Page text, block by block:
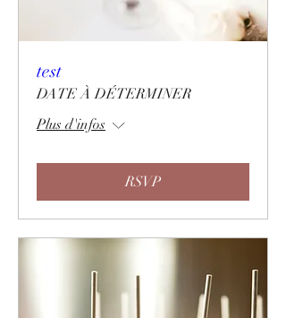
test
DATE À DÉTERMINER
Plus d'infos
RSVP